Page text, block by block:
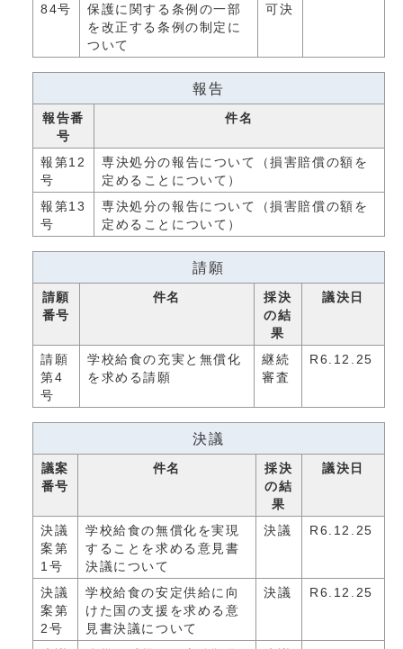
84号
保護に関する条例の一部
を改正する条例の制定に
ついて
可決
報告
報告番
号
件名
報第12
号
専決処分の報告について（損害賠償の額を
定めることについて）
報第13
号
専決処分の報告について（損害賠償の額を
定めることについて）
請願
請願
番号
件名
採決
の結
果
議決日
請願
第4
号
学校給食の充実と無償化
を求める請願
継続
審査
R6.12.25
決議
議案
番号
件名
採決
の結
果
議決日
決議
案第
1号
学校給食の無償化を実現
することを求める意見書
決議について
決議 R6.12.25
決議
案第
2号
学校給食の安定供給に向
けた国の支援を求める意
見書決議について
決議 R6.12.25